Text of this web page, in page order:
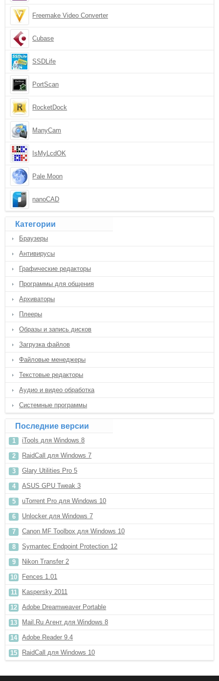
Freemake Video Converter
Cubase
SSDLife
PortScan
RocketDock
ManyCam
IsMyLcdOK
Pale Moon
nanoCAD
Категории
Браузеры
Антивирусы
Графические редакторы
Программы для общения
Архиваторы
Плееры
Образы и запись дисков
Загрузка файлов
Файловые менеджеры
Текстовые редакторы
Аудио и видео обработка
Системные программы
Последние версии
iTools для Windows 8
RaidCall для Windows 7
Glary Utilities Pro 5
ASUS GPU Tweak 3
uTorrent Pro для Windows 10
Unlocker для Windows 7
Canon MF Toolbox для Windows 10
Symantec Endpoint Protection 12
Nikon Transfer 2
Fences 1.01
Kaspersky 2011
Adobe Dreamweaver Portable
Mail.Ru Агент для Windows 8
Adobe Reader 9.4
RaidCall для Windows 10